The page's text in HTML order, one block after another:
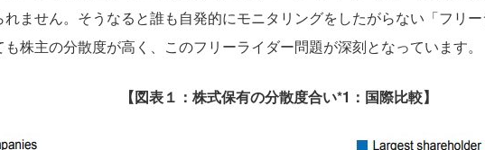
ません。そうなると誰も自発的にモニタリングをしたがらない「フリ
株主の分散度が高く、このフリーライダー問題が深刻となっています。
【図表１：株式保有の分散度合い*1：国際比較】